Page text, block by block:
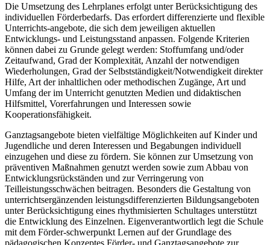
Die Umsetzung des Lehrplanes erfolgt unter Berücksichtigung des
individuellen Förderbedarfs. Das erfordert differenzierte und flexible
Unterrichts-angebote, die sich dem jeweiligen aktuellen
Entwicklungs- und Leistungsstand anpassen. Folgende Kriterien
können dabei zu Grunde gelegt werden: Stoffumfang und/oder
Zeitaufwand, Grad der Komplexität, Anzahl der notwendigen
Wiederholungen, Grad der Selbstständigkeit/Notwendigkeit direkter
Hilfe, Art der inhaltlichen oder methodischen Zugänge, Art und
Umfang der im Unterricht genutzten Medien und didaktischen
Hilfsmittel, Vorerfahrungen und Interessen sowie
Kooperationsfähigkeit.
Ganztagsangebote bieten vielfältige Möglichkeiten auf Kinder und
Jugendliche und deren Interessen und Begabungen individuell
einzugehen und diese zu fördern. Sie können zur Umsetzung von
präventiven Maßnahmen genutzt werden sowie zum Abbau von
Entwicklungsrückständen und zur Verringerung von
Teilleistungsschwächen beitragen. Besonders die Gestaltung von
unterrichtsergänzenden leistungsdifferenzierten Bildungsangeboten
unter Berücksichtigung eines rhythmisierten Schultages unterstützt
die Entwicklung des Einzelnen. Eigenverantwortlich legt die Schule
mit dem Förder-schwerpunkt Lernen auf der Grundlage des
pädagogischen Konzeptes Förder- und Ganztagsangebote zur